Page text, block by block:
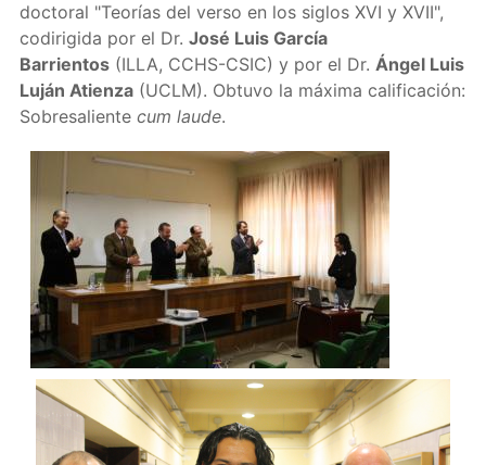
doctoral "Teorías del verso en los siglos XVI y XVII",
codirigida por el Dr. José Luis García
Barrientos(ILLA, CCHS-CSIC) y por el Dr. Ángel Luis
Luján Atienza(UCLM). Obtuvo la máxima calificación:
Sobresaliente cum laude.